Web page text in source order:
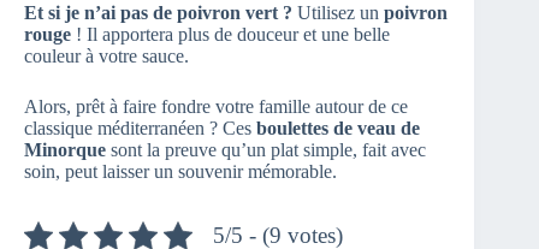
Et si je n’ai pas de poivron vert ? Utilisez un poivron
rouge ! Il apportera plus de douceur et une belle
couleur à votre sauce.
Alors, prêt à faire fondre votre famille autour de ce
classique méditerranéen ? Ces boulettes de veau de
Minorque sont la preuve qu’un plat simple, fait avec
soin, peut laisser un souvenir mémorable.
5/5 - (9 votes)